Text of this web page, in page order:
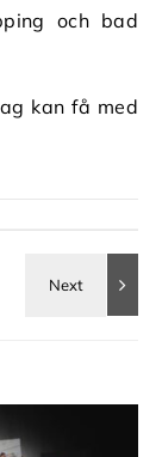
och bad
kan få med